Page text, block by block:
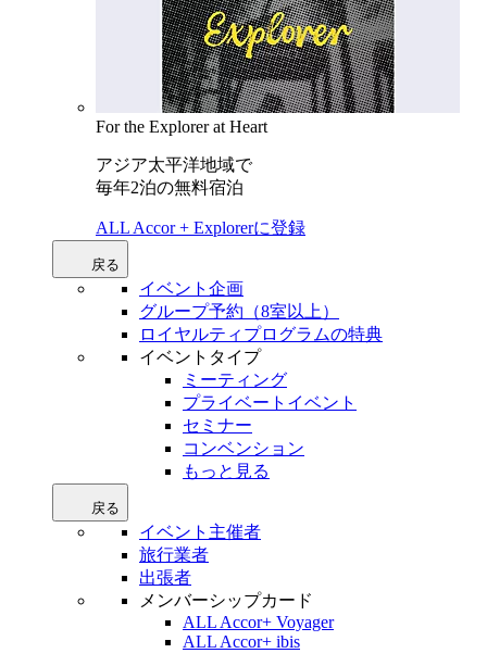
For the Explorer at Heart
アジア太平洋地域で
毎年2泊の無料宿泊
ALL Accor + Explorerに登録
戻る
イベント企画
グループ予約（8室以上）
ロイヤルティプログラムの特典
イベントタイプ
ミーティング
プライベートイベント
セミナー
コンベンション
もっと見る
戻る
イベント主催者
旅行業者
出張者
メンバーシップカード
ALL Accor+ Voyager
ALL Accor+ ibis